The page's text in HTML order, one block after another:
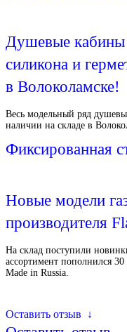
Душевые
силикона и
в Волоколамске!
Весь модельный ряд
наличии на складе в
Фиксированная
Новые модели
производителя
На склад поступили
ассортимент пополнился
Made in Russia.
Оставить отзыв ↓